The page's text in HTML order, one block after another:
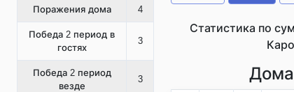
Поражения дома 4
Победа 2 период в
гостях
3
Победа 2 период
везде
3
Статистика по